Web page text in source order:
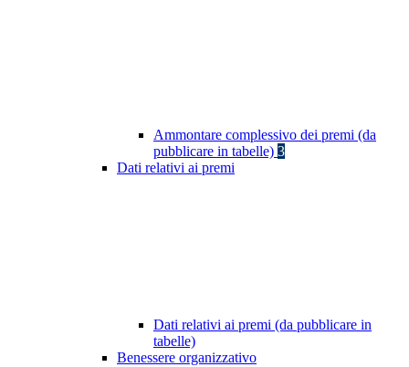
Ammontare complessivo dei premi (da
pubblicare in tabelle) 3
Dati relativi ai premi
Dati relativi ai premi (da pubblicare in
tabelle)
Benessere organizzativo